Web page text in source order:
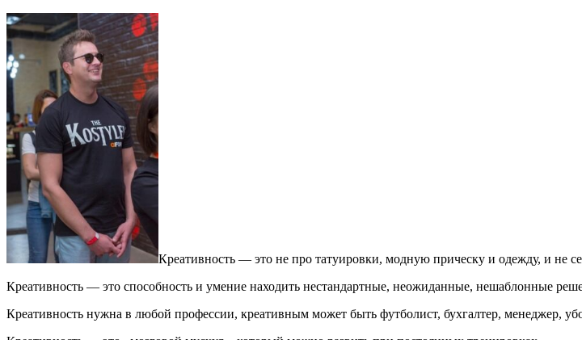
Креативность — это не про татуировки, модную прическу и одежду, и не
Креативность — это способность и умение находить нестандартные, неожиданные, нешаблонные
Креативность нужна в любой профессии, креативным может быть футболист, бухгалтер, менеджер,